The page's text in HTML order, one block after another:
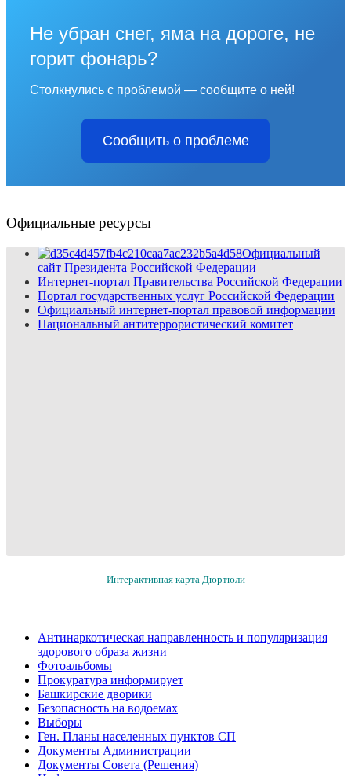
Не убран снег, яма на дороге, не
горит фонарь?
Столкнулись с проблемой — сообщите о ней!
Сообщить о проблеме
Официальные ресурсы
Официальный
сайт Президента Российской Федерации
Интернет-портал Правительства Российской Федерации
Портал государственных услуг Российской Федерации
Официальный интернет-портал правовой информации
Национальный антитеррористический комитет
Интерактивная карта Дюртюли
Антинаркотическая направленность и популяризация
здорового образа жизни
Фотоальбомы
Прокуратура информирует
Башкирские дворики
Безопасность на водоемах
Выборы
Ген. Планы населенных пунктов СП
Документы Администрации
Документы Совета (Решения)